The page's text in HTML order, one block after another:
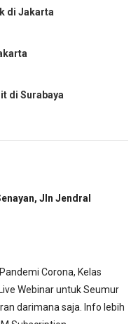
di Jakarta
di Surabaya
Jln Jendral
Corona, Kelas
Webinar untuk Seumur
darimana saja. Info lebih